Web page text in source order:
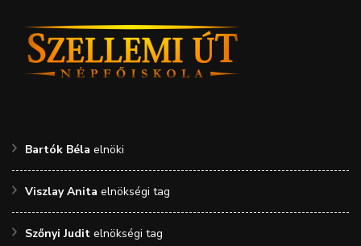
Bartók Béla elnöki
Viszlay Anita elnökségi tag
Szőnyi Judit elnökségi tag